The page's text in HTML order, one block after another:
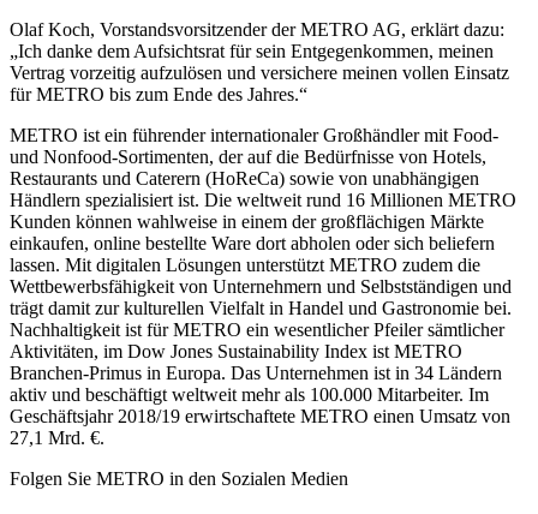
Olaf Koch, Vorstandsvorsitzender derMETRO AG, erklärt dazu:
„Ich danke dem Aufsichtsrat für sein Entgegenkommen, meinen
Vertrag vorzeitig aufzulösen und versichere meinen vollen Einsatz
für METRO bis zum Ende des Jahres.“
METRO ist ein führender internationaler Großhändler mit Food-
und Nonfood-Sortimenten, der auf die Bedürfnisse von Hotels,
Restaurants und Caterern (HoReCa) sowie von unabhängigen
Händlern spezialisiert ist. Die weltweit rund 16 Millionen METRO
Kunden können wahlweise in einem der großflächigen Märkte
einkaufen, online bestellte Ware dort abholen oder sich beliefern
lassen. Mit digitalen Lösungen unterstützt METRO zudem die
Wettbewerbsfähigkeit von Unternehmern und Selbstständigen und
trägt damit zur kulturellen Vielfalt in Handel und Gastronomie bei.
Nachhaltigkeit ist für METRO ein wesentlicher Pfeiler sämtlicher
Aktivitäten, im Dow Jones Sustainability Index ist METRO
Branchen-Primus in Europa. Das Unternehmen ist in 34 Ländern
aktiv und beschäftigt weltweit mehr als 100.000 Mitarbeiter. Im
Geschäftsjahr 2018/19 erwirtschaftete METRO einen Umsatz von
27,1 Mrd. €.
Folgen Sie METRO in den Sozialen Medien